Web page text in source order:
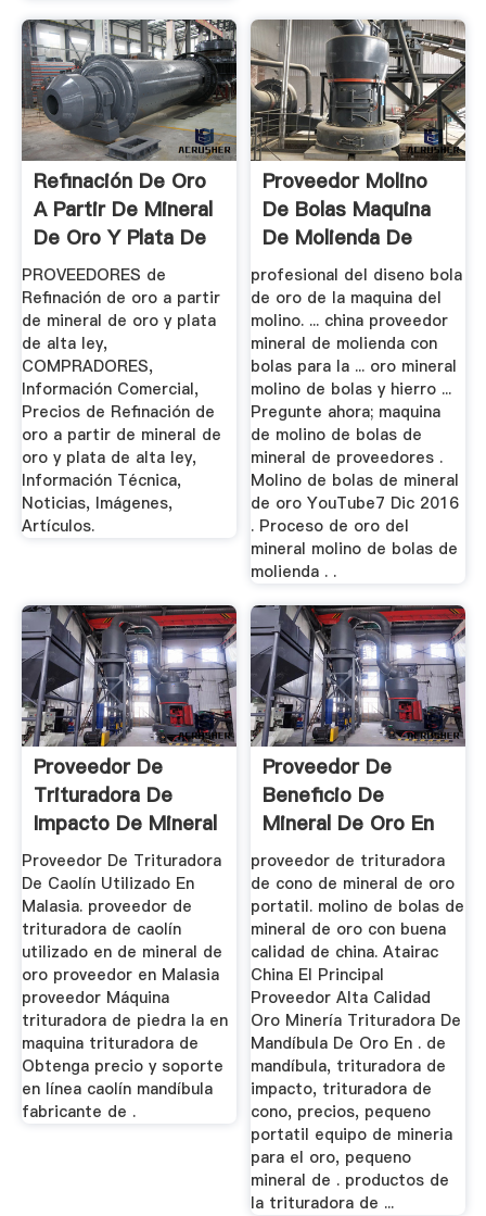
Refinación De Oro
A Partir De Mineral
De Oro Y Plata De
...
PROVEEDORES de
Refinación de oro a partir
de mineral de oro y plata
de alta ley,
COMPRADORES,
Información Comercial,
Precios de Refinación de
oro a partir de mineral de
oro y plata de alta ley,
Información Técnica,
Noticias, Imágenes,
Artículos.
Proveedor Molino
De Bolas Maquina
De Molienda De
Mineral ...
profesional del diseno bola
de oro de la maquina del
molino. ... china proveedor
mineral de molienda con
bolas para la ... oro mineral
molino de bolas y hierro ...
Pregunte ahora; maquina
de molino de bolas de
mineral de proveedores .
Molino de bolas de mineral
de oro YouTube7 Dic 2016
. Proceso de oro del
mineral molino de bolas de
molienda . .
Proveedor De
Trituradora De
Impacto De Mineral
De Oro ...
Proveedor De Trituradora
De Caolín Utilizado En
Malasia. proveedor de
trituradora de caolín
utilizado en de mineral de
oro proveedor en Malasia
proveedor Máquina
trituradora de piedra la en
maquina trituradora de
Obtenga precio y soporte
en línea caolín mandíbula
fabricante de .
Proveedor De
Beneficio De
Mineral De Oro En
China
proveedor de trituradora
de cono de mineral de oro
portatil. molino de bolas de
mineral de oro con buena
calidad de china. Atairac
China El Principal
Proveedor Alta Calidad
Oro Minería Trituradora De
Mandíbula De Oro En . de
mandíbula, trituradora de
impacto, trituradora de
cono, precios, pequeno
portatil equipo de mineria
para el oro, pequeno
mineral de . productos de
la trituradora de ...